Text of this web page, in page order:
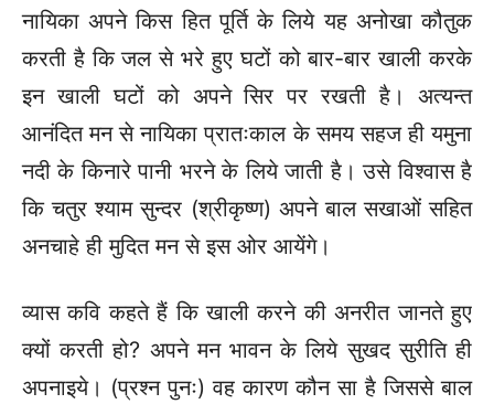
नायिका अपने किस हित पूर्ति के लिये यह अनोखा कौतुक
करती है कि जल से भरे हुए घटों को बार-बार खाली करके
इन खाली घटों को अपने सिर पर रखती है। अत्यन्त
आनंदित मन से नायिका प्रातःकाल के समय सहज ही यमुना
नदी के किनारे पानी भरने के लिये जाती है। उसे विश्वास है
कि चतुर श्याम सुन्दर (श्रीकृष्ण) अपने बाल सखाओं सहित
अनचाहे ही मुदित मन से इस ओर आयेंगे।
व्यास कवि कहते हैं कि खाली करने की अनरीत जानते हुए
क्यों करती हो? अपने मन भावन के लिये सुखद सुरीति ही
अपनाइये। (प्रश्न पुनः) वह कारण कौन सा है जिससे बाल